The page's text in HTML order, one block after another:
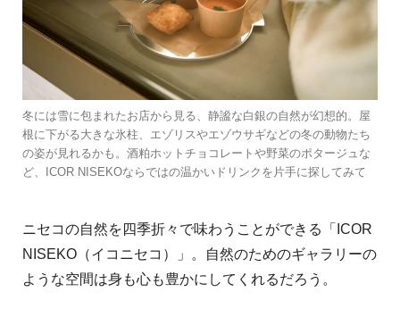
冬には雪に包まれたお店から見る、静謐な白銀の自然が幻想的。屋
根に下がる大きな氷柱、エゾリスやエゾウサギなどの冬の動物たち
の姿が見れるかも。酒粕ホットチョコレートや野菜のポタージュな
ど、ICOR NISEKOならではの温かいドリンクを片手に探してみて
ニセコの自然を四季折々で味わうことができる「ICOR
NISEKO（イコニセコ）」。自然のためのギャラリーの
ような空間は身も心も豊かにしてくれるだろう。